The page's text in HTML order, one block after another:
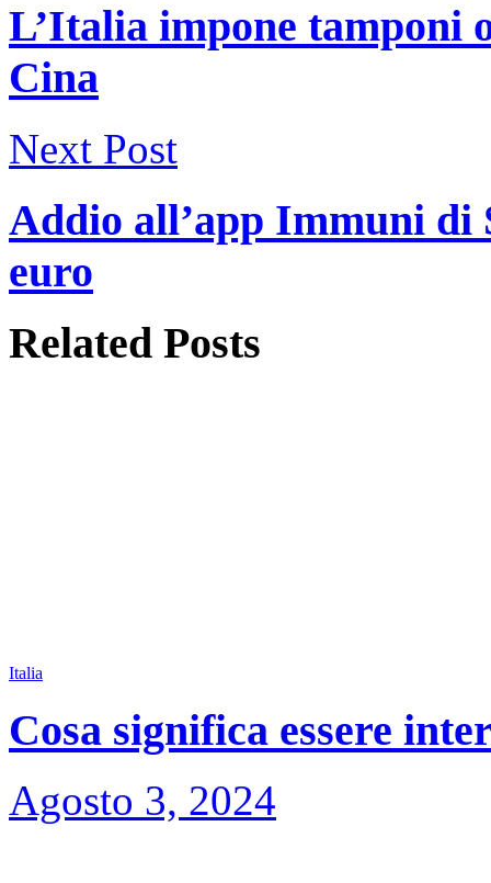
L’Italia impone tamponi
Cina
Next Post
Addio all’app Immuni di
euro
Related Posts
Italia
Cosa significa essere
Agosto 3, 2024